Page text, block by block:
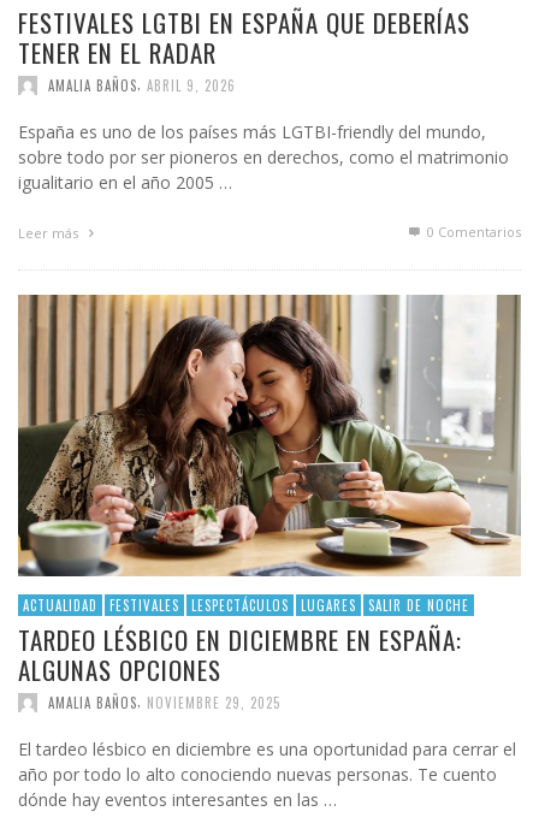
FESTIVALES LGTBI EN ESPAÑA QUE DEBERÍAS
TENER EN EL RADAR
AMALIA BAÑOS ABRIL 9, 2026
España es uno de los países más LGTBI-friendly del mundo,
sobre todo por ser pioneros en derechos, como el matrimonio
igualitario en el año 2005 …
Leer más 0 Comentarios
ACTUALIDAD FESTIVALES LESPECTÁCULOS LUGARES SALIR DE NOCHE
TARDEO LÉSBICO EN DICIEMBRE EN ESPAÑA:
ALGUNAS OPCIONES
AMALIA BAÑOS NOVIEMBRE 29, 2025
El tardeo lésbico en diciembre es una oportunidad para cerrar el
año por todo lo alto conociendo nuevas personas. Te cuento
dónde hay eventos interesantes en las …